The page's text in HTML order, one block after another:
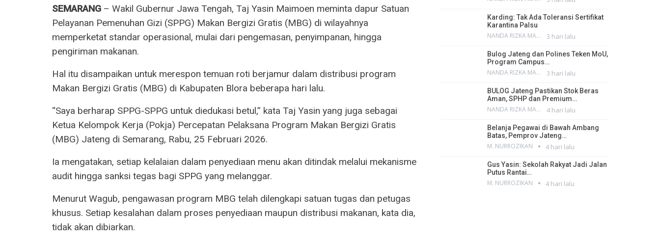
SEMARANG – Wakil Gubernur Jawa Tengah, Taj Yasin Maimoen meminta dapur Satuan
Pelayanan Pemenuhan Gizi (SPPG) Makan Bergizi Gratis (MBG) di wilayahnya
memperketat standar operasional, mulai dari pengemasan, penyimpanan, hingga
pengiriman makanan.
Hal itu disampaikan untuk merespon temuan roti berjamur dalam distribusi program
Makan Bergizi Gratis (MBG) di Kabupaten Blora beberapa hari lalu.
“Saya berharap SPPG-SPPG untuk diedukasi betul,” kata Taj Yasin yang juga sebagai
Ketua Kelompok Kerja (Pokja) Percepatan Pelaksana Program Makan Bergizi Gratis
(MBG) Jateng di Semarang, Rabu, 25 Februari 2026.
Ia mengatakan, setiap kelalaian dalam penyediaan menu akan ditindak melalui mekanisme
audit hingga sanksi tegas bagi SPPG yang melanggar.
Menurut Wagub, pengawasan program MBG telah dilengkapi satuan tugas dan petugas
khusus. Setiap kesalahan dalam proses penyediaan maupun distribusi makanan, kata dia,
tidak akan dibiarkan.
Karding: Tak Ada Toleransi Sertifikat
Karantina Palsu
NANDA RIZKA MAHENDRA 3 hari lalu
Bulog Jateng dan Polines Teken MoU,
Program Campus…
NANDA RIZKA MAHENDRA 3 hari lalu
BULOG Jateng Pastikan Stok Beras
Aman, SPHP dan Premium…
NANDA RIZKA MAHENDRA 4 hari lalu
Belanja Pegawai di Bawah Ambang
Batas, Pemprov Jateng…
M. NURROZIKAN 4 hari lalu
Gus Yasin: Sekolah Rakyat Jadi Jalan
Putus Rantai…
M. NURROZIKAN 4 hari lalu